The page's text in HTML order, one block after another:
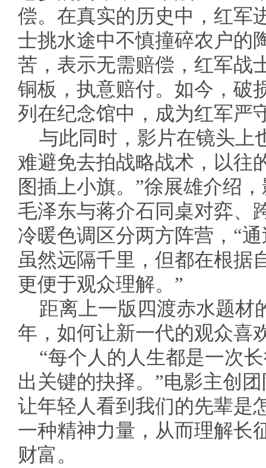
偿。在真实的历史中，红军
士挑水途中不慎撞碎农户的
苦，表示无需赔偿，红军战
铜板，执意赔付。如今，破
列在纪念馆中，成为红军严
与此同时，影片在镜头上
难避免去拍战略战术，以往
图插上小旗。”徐展雄介绍
毛泽东与蒋介石同桌对弈、
冷暖色调区分两方阵营，“
虽然远隔千里，但都在根据
更便于观众理解。”
距离上一版四渡赤水题材
年，如何让新一代的观众喜
“每个人的人生都是一次
出关键的抉择。”电影主创
让年轻人看到我们的先辈是
一种精神力量，从而理解长
财富。